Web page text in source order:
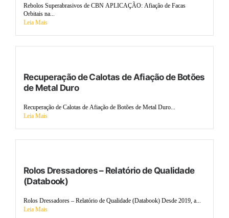
Rebolos Superabrasivos de CBN APLICAÇÃO: Afiação de Facas
Orbitais na...
Leia Mais
Recuperação de Calotas de Afiação de Botões
de Metal Duro
Recuperação de Calotas de Afiação de Botões de Metal Duro...
Leia Mais
Rolos Dressadores – Relatório de Qualidade
(Databook)
Rolos Dressadores – Relatório de Qualidade (Databook) Desde 2019, a...
Leia Mais